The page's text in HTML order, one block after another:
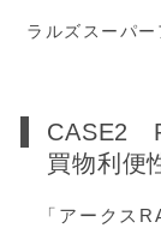
ラルズスーパ
CASE2
買物利便
「アークス